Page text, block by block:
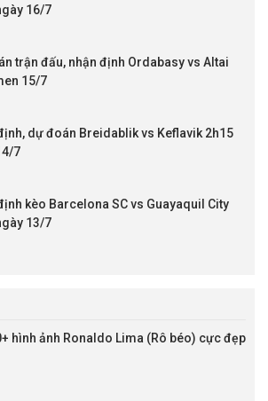
16/7
trận đấu, nhận định Ordabasy vs Altai
15/7
dự đoán Breidablik vs Keflavik 2h15
7
kèo Barcelona SC vs Guayaquil City
13/7
hình ảnh Ronaldo Lima (Rô béo) cực đẹp